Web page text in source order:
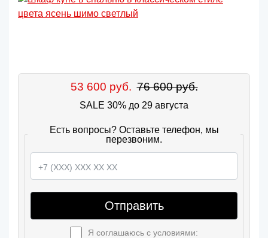
53 600 руб. 76 600 руб.
SALE 30% до 29 августа
Есть вопросы? Оставьте телефон, мы
перезвоним.
Отправить
Я соглашаюсь с условиями: